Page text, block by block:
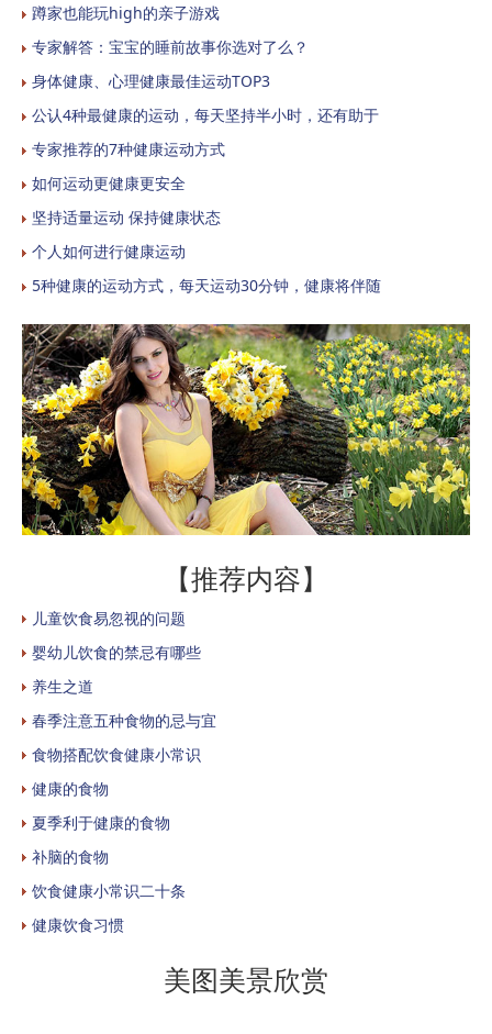
蹲家也能玩high的亲子游戏
专家解答：宝宝的睡前故事你选对了么？
身体健康、心理健康最佳运动TOP3
公认4种最健康的运动，每天坚持半小时，还有助于
专家推荐的7种健康运动方式
如何运动更健康更安全
坚持适量运动 保持健康状态
个人如何进行健康运动
5种健康的运动方式，每天运动30分钟，健康将伴随
【推荐内容】
儿童饮食易忽视的问题
婴幼儿饮食的禁忌有哪些
养生之道
春季注意五种食物的忌与宜
食物搭配饮食健康小常识
健康的食物
夏季利于健康的食物
补脑的食物
饮食健康小常识二十条
健康饮食习惯
美图美景欣赏